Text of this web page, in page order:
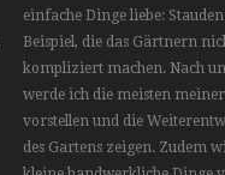
einfache Dinge liebe:
Beispiel, die das Gärtnern
kompliziert machen. Nach
werde ich die meisten
vorstellen und die
des Gartens zeigen. Zudem